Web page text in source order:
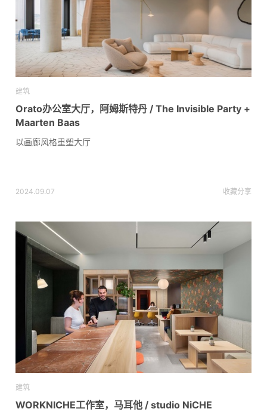
建筑
Orato办公室大厅，阿姆斯特丹 / The Invisible Party +
Maarten Baas
以画廊风格重塑大厅
2024.09.07 收藏分享
建筑
WORKNICHE工作室，马耳他 / studio NiCHE